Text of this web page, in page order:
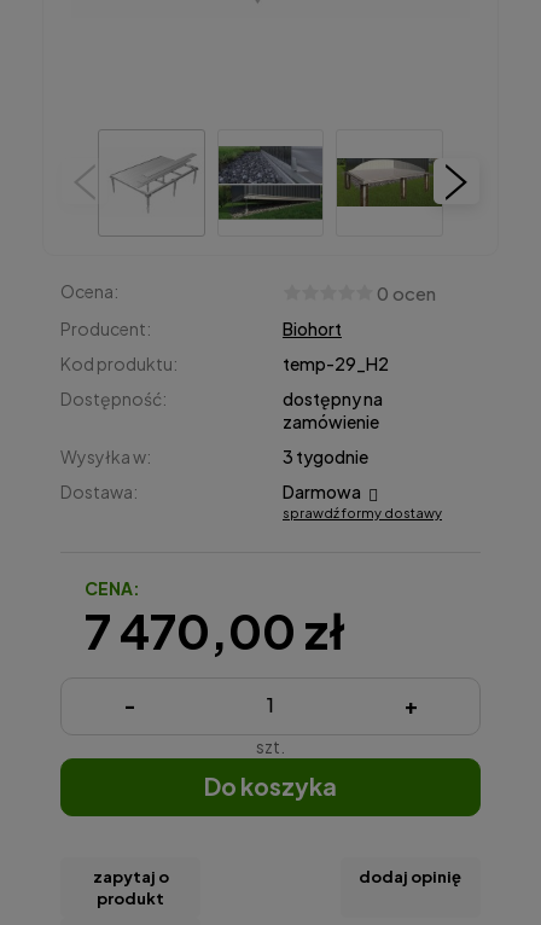
Ocena: 0 ocen
Producent:
Biohort
Kod produktu:
temp-29_H2
Dostępność:
dostępny na
zamówienie
Wysyłka w:
3 tygodnie
Dostawa:
Darmowa
Cena nie zawiera ewentualnych kosztów płatności
sprawdź formy dostawy
CENA:
7 470,00 zł
- +
szt.
do koszyka
zapytaj o
produkt
dodaj opinię